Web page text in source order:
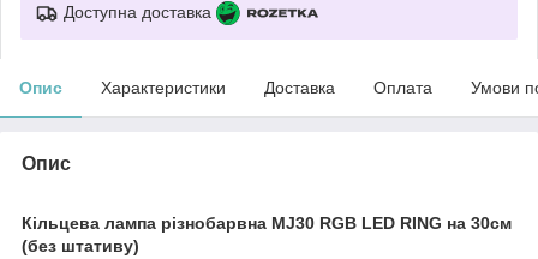
Доступна доставка
Опис Характеристики Доставка Оплата Умови
Опис
Кільцева лампа різнобарвна MJ30 RGB LED RING на 30см
(без штативу)